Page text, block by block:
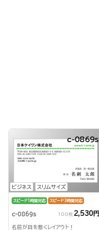
ビジネス スリムサイズ
c-0869s
スピード1時間対応 スピード3時間対応
c-0869s 100枚 2,530円
名前が目を惹くレイアウト！